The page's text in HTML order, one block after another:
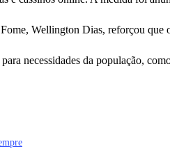
Wellington Dias, reforçou que
necessidades da população,